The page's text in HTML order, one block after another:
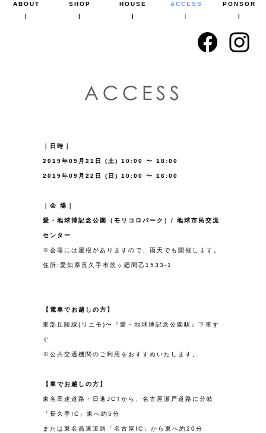
ABOUT
|
SHOP
|
HOUSE
|
ACCESS
|
PONSOR
|
｜日時｜
2019年09月21日 (土) 10:00 〜 18:00
2019年09月22日 (日) 10:00 〜 16:00
｜会 場｜
愛・地球博記念公園（モリコロパーク）/ 地球市民交流
センター
※会場には屋根がありますので、雨天でも開催します。
住所:愛知県長久手市茨ヶ廻間乙1533-1
【電車でお越しの方】
東部丘陵線(リニモ)〜『愛・地球博記念公園駅』下車す
ぐ
※公共交通機関のご利用をおすすめいたします。
【車でお越しの方】
東名高速道路・日進JCTから、名古屋瀬戸道路に分岐
「長久手IC」東へ約5分
または東名高速道路「名古屋IC」から東へ約20分